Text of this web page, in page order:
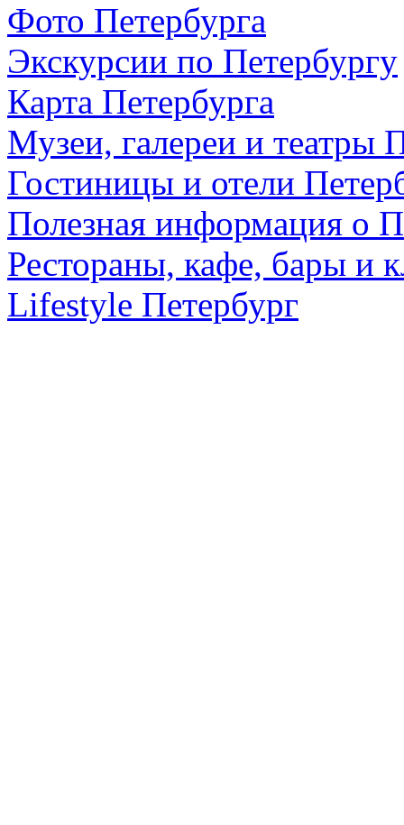
Фото Петербурга
Экскурсии по Петербургу
Карта Петербурга
Музеи, галереи и театры
Гостиницы и отели
Полезная информация о
Рестораны, кафе, бары и
Lifestyle Петербург